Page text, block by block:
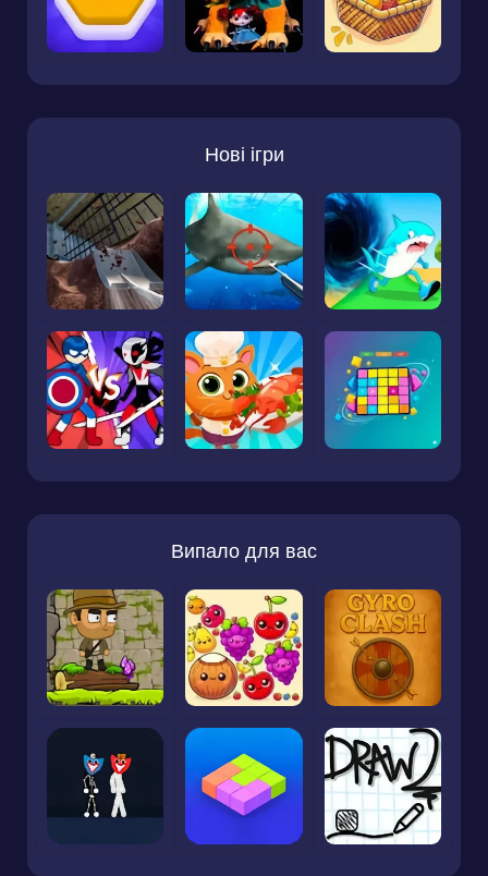
Нові ігри
Випало для вас